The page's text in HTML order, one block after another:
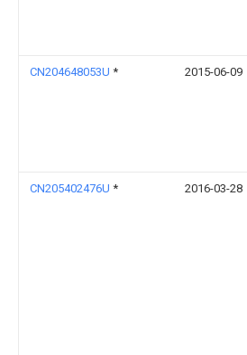
CN204648053U * 2015-06-09
CN205402476U * 2016-03-28